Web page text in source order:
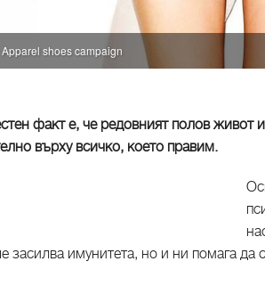
shoes campaign
факт е, че редовният полов живот
върху всичко, което правим.
засилва имунитета, но и ни помага